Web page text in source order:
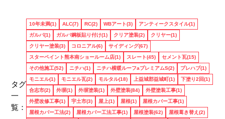
料金
施工実績
タグ
一
覧：
10年未満(1) ALC(7) RC(2) WBアート(3)
アンティークスタイル(1)
ガルバ(1)
ガルバ鋼板貼り付け(1) クリア塗装(2)
クリヤー(1)
クリヤー塗装(3)
コロニアル(6)
サイディング(67)
スターペイント熊本南ショールーム店(1)
スレート(45)
セメント瓦(15)
その他施工(52)
ニチハ(1) ニチハ横暖ルーフaプレミアムS(2)
プレハブ(1)
モニエル(1)
モニエル瓦(2) モルタル(18) 上益城郡益城町(1)
下塗り2回(1)
合志市(2)
外塀(1) 外塀塗装(1) 外壁塗装(84)
外壁塗装工事(1)
外壁改修工事(1)
宇土市(3) 屋上(1) 屋根(1)
屋根カバー工事(1)
屋根カバー工法(2)
屋根カバー工法工事(1) 屋根塗装(62)
屋根葺き替え(2)